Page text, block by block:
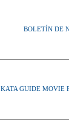
BOLETÍN DE
KATA GUIDE MOVIE